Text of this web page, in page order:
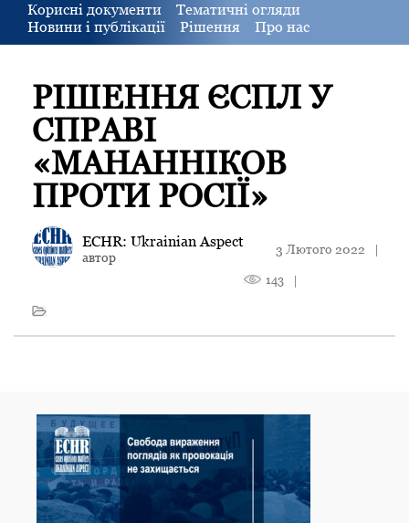
Корисні документи
Тематичні огляди
Новини і публікації
Рішення Про нас
РІШЕННЯ ЄСПЛ У
СПРАВІ
«МАНАННІКОВ
ПРОТИ РОСІЇ»
ECHR: Ukrainian Aspect
автор
3 Лютого 2022 |
143 |